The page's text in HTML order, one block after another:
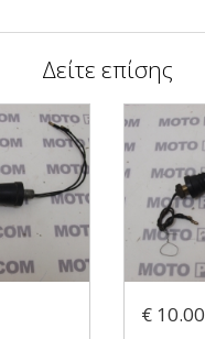
Δείτε επίσης
€ 10.00